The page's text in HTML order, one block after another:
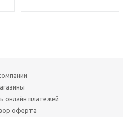
онлайн платежей
оферта